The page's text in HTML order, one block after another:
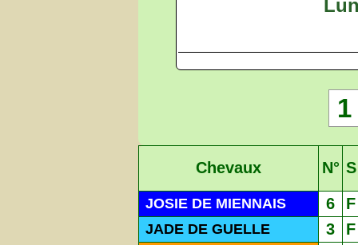
1
Chevaux N° S
JOSIE DE MIENNAIS 6 F
JADE DE GUELLE 3 F